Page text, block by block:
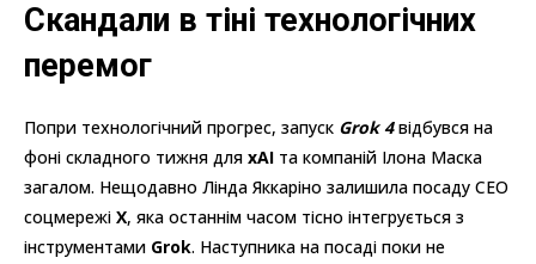
Скандали в тіні технологічних
перемог
Попри технологічний прогрес, запуск Grok 4відбувся на
фоні складного тижня для xAI та компаній Ілона Маска
загалом. Нещодавно Лінда Яккаріно залишила посаду CEO
соцмережі X, яка останнім часом тісно інтегрується з
інструментами Grok. Наступника на посаді поки не